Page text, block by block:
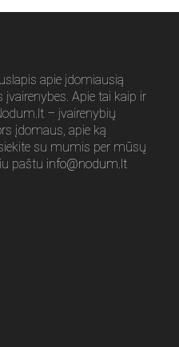
apie įdomiausią
Apie tai kaip ir
– įvairenybių
įdomaus, apie ką
su mumis per mūsų
paštu info@nodum.lt